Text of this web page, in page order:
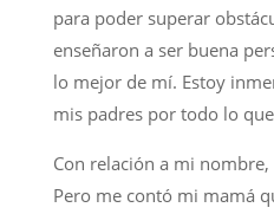
para poder superar
enseñaron a ser buena
lo mejor de mí. Estoy
mis padres por todo lo
Con relación a mi
Pero me contó mi mamá